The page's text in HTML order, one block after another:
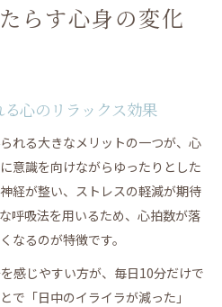
らす心身の変化
心のリラックス効果
れる大きなメリットの一つが、心
意識を向けながらゆったりとした
経が整い、ストレスの軽減が期待
呼吸法を用いるため、心拍数が落
なるのが特徴です。
感じやすい方が、毎日10分だけで
で「日中のイライラが減った」